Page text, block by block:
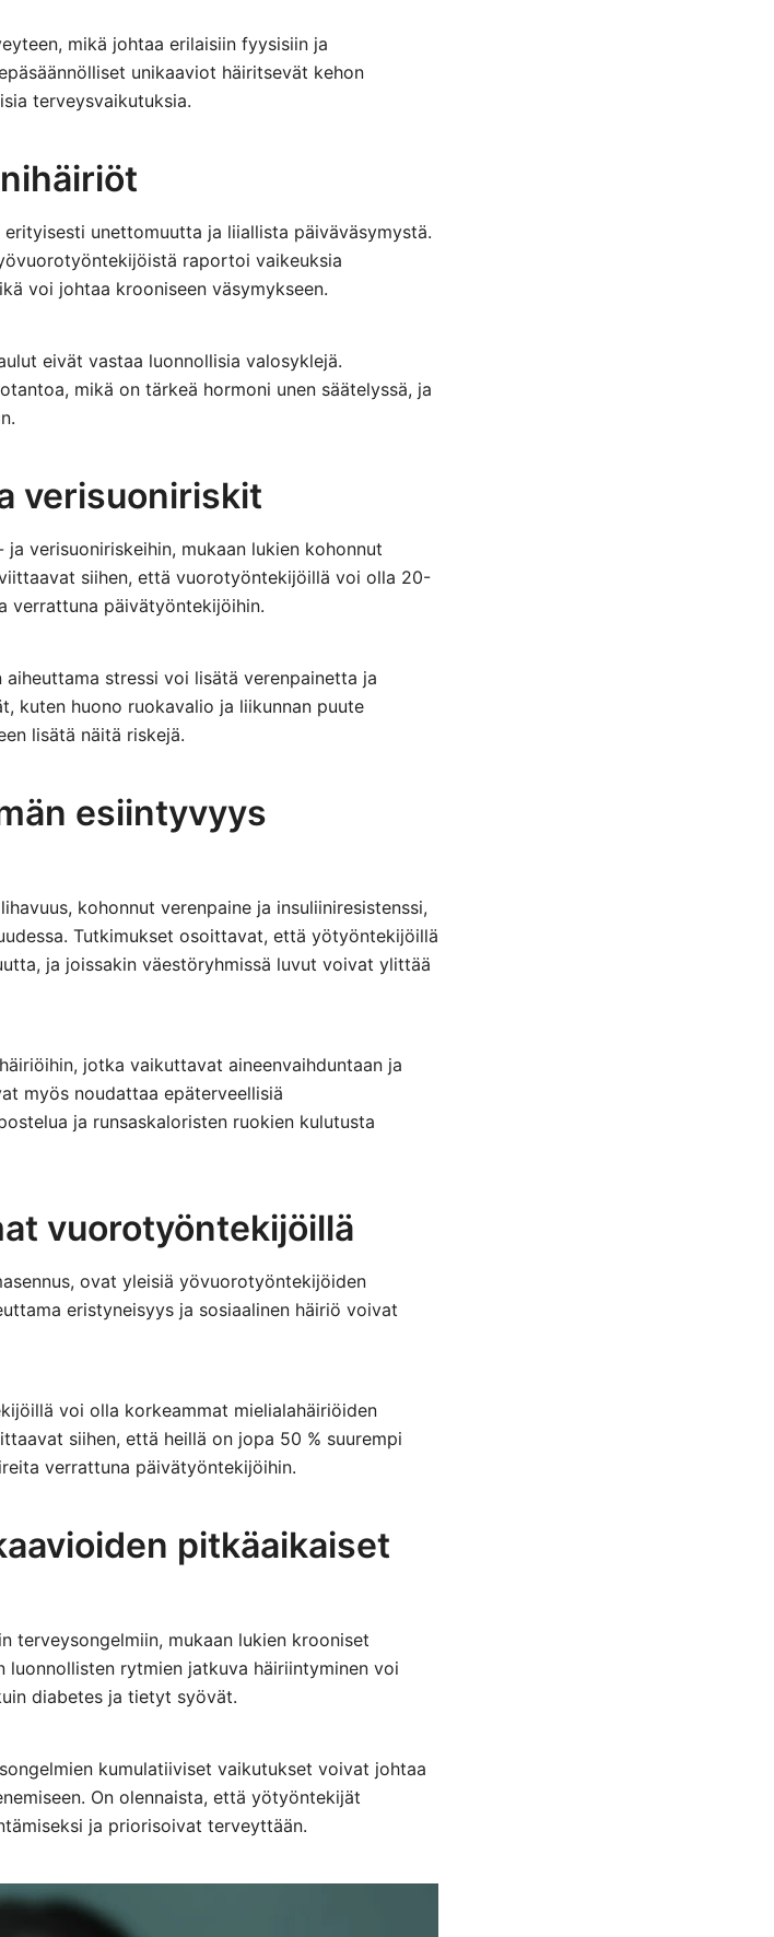
mikä johtaa erilaisiin fyysisiin ja
unikaaviot häiritsevät kehon
terveysvaikutuksia.
unettomuutta ja liiallista päiväväsymystä.
raportoi vaikeuksia
voi johtaa krooniseen väsymykseen.
eivät vastaa luonnollisia valosyklejä.
mikä on tärkeä hormoni unen säätelyssä, ja
verisuoniriskit
verisuoniriskeihin, mukaan lukien kohonnut
siihen, että vuorotyöntekijöillä voi olla 20-
verrattuna päivätyöntekijöihin.
stressi voi lisätä verenpainetta ja
kuten huono ruokavalio ja liikunnan puute
lisätä näitä riskejä.
esiintyvyys
kohonnut verenpaine ja insuliiniresistenssi,
Tutkimukset osoittavat, että yötyöntekijöillä
ja joissakin väestöryhmissä luvut voivat ylittää
jotka vaikuttavat aineenvaihduntaan ja
myös noudattaa epäterveellisiä
ja runsaskaloristen ruokien kulutusta
vuorotyöntekijöillä
ovat yleisiä yövuorotyöntekijöiden
eristyneisyys ja sosiaalinen häiriö voivat
voi olla korkeammat mielialahäiriöiden
siihen, että heillä on jopa 50 % suurempi
verrattuna päivätyöntekijöihin.
pitkäaikaiset
terveysongelmiin, mukaan lukien krooniset
luonnollisten rytmien jatkuva häiriintyminen voi
diabetes ja tietyt syövät.
kumulatiiviset vaikutukset voivat johtaa
On olennaista, että yötyöntekijät
ja priorisoivat terveyttään.